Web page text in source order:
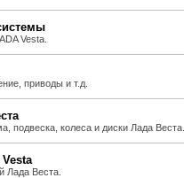
Vesta.
приводы и т.д.
подвеска, колеса и диски Лада Веста.
Лада Веста.